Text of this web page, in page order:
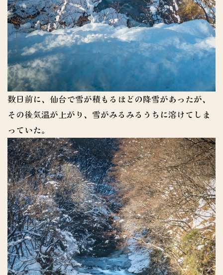
数日前に、仙台で雪が積もるほどの降雪があったが、
その後気温が上がり、雪がみるみるうちに溶けてしま
っていた。